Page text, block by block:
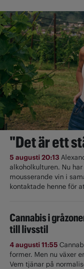
"Det är ett
5 augusti 20:13
alkoholkulturen. Nu
mousserande vin i
kontaktade henne för
Cannabis i
till livsstil
4 augusti 11:55
former. Men nu växer
Vem tjänar på